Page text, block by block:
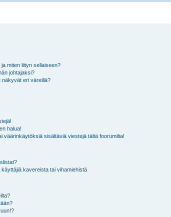
miten liityn sellaiseen?
johtajaksi?
näkyvät eri väreillä?
halua!
väärinkäytöksiä sisältäviä viestejä tältä foorumilta!
kavereista tai vihamiehistä